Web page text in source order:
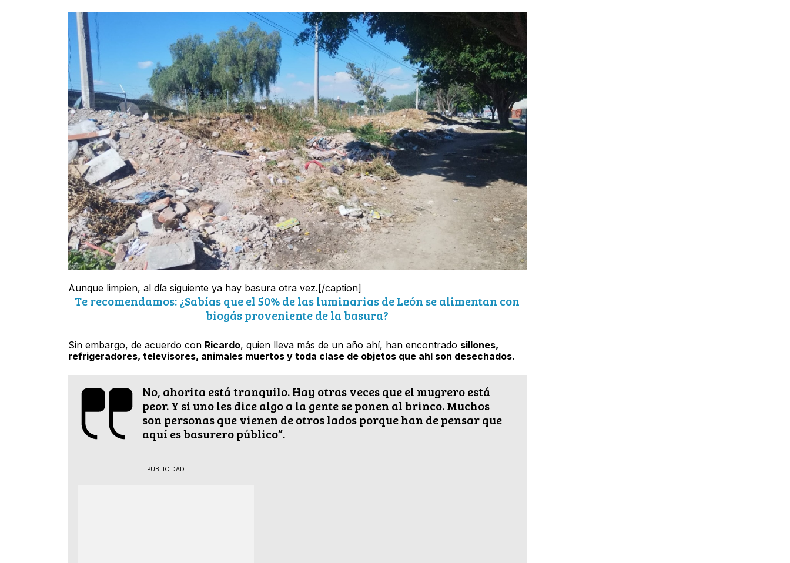
Aunque limpien, al día siguiente ya hay basura otra vez.[/caption]
Te recomendamos: ¿Sabías que el 50% de las luminarias de León se alimentan con
biogás proveniente de la basura?
Sin embargo, de acuerdo con Ricardo, quien lleva más de un año ahí, han encontrado sillones,
refrigeradores, televisores, animales muertos y toda clase de objetos que ahí son desechados.
No, ahorita está tranquilo. Hay otras veces que el mugrero está
peor. Y si uno les dice algo a la gente se ponen al brinco. Muchos
son personas que vienen de otros lados porque han de pensar que
aquí es basurero público”.
PUBLICIDAD